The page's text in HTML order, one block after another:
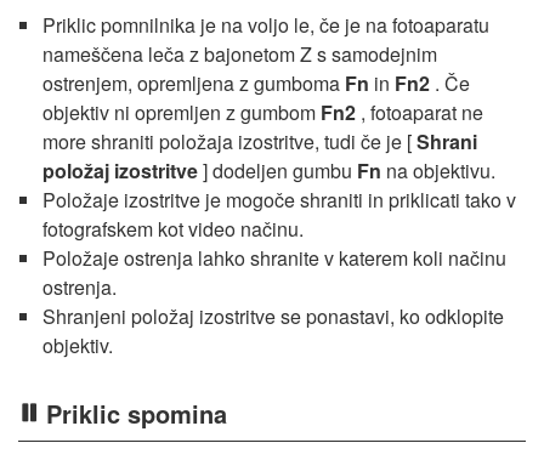
Priklic pomnilnika je na voljo le, če je na fotoaparatu
nameščena leča z bajonetom Z s samodejnim
ostrenjem, opremljena z gumboma Fn in Fn2 . Če
objektiv ni opremljen z gumbom Fn2 , fotoaparat ne
more shraniti položaja izostritve, tudi če je [Shrani
položaj izostritve] dodeljen gumbu Fn na objektivu.
Položaje izostritve je mogoče shraniti in priklicati tako v
fotografskem kot video načinu.
Položaje ostrenja lahko shranite v katerem koli načinu
ostrenja.
Shranjeni položaj izostritve se ponastavi, ko odklopite
objektiv.
Priklic spomina